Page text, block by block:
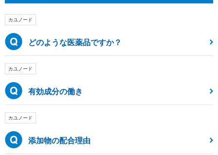
カユノード
どのような医薬品ですか？
カユノード
有効成分の働き
カユノード
添加物の配合理由